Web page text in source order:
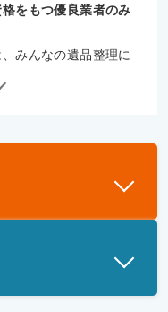
をもつ優良業者のみ
みんなの遺品整理に
よび一般社団法
います。